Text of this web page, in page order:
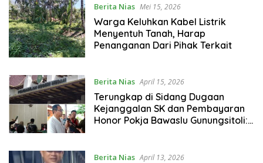
Berita Nias Mei 15, 2026
Warga Keluhkan Kabel Listrik
Menyentuh Tanah, Harap
Penanganan Dari Pihak Terkait
Berita Nias April 15, 2026
Terungkap di Sidang Dugaan
Kejanggalan SK dan Pembayaran
Honor Pokja Bawaslu Gunungsitoli:
Berita Nias April 13, 2026